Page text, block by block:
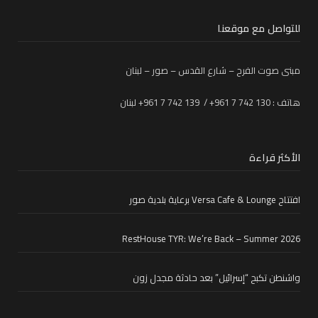
للتواصل مع موقعنا
مبنى صوت الفرح – شارع القدس – صور – لبنان
هاتف : 130 742 7 961+ / 139 742 7 961+ لبنان
الأكثر قراءة
افتتاح Versa Cafe & Lounge برعاية بلدية صور
RestHouse TYR: We’re Back – Summer 2026
واشنطن تكبح “إسرائيل” بعد حادثة مجدل زون